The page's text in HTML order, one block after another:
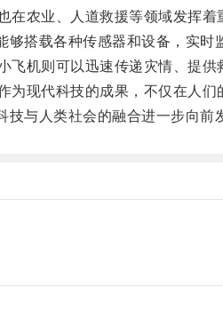
农业、人道救援等领域发挥着
搭载各种传感器和设备，实时
机则可以迅速传递灾情、提供
现代科技的成果，不仅在人们
与人类社会的融合进一步向前